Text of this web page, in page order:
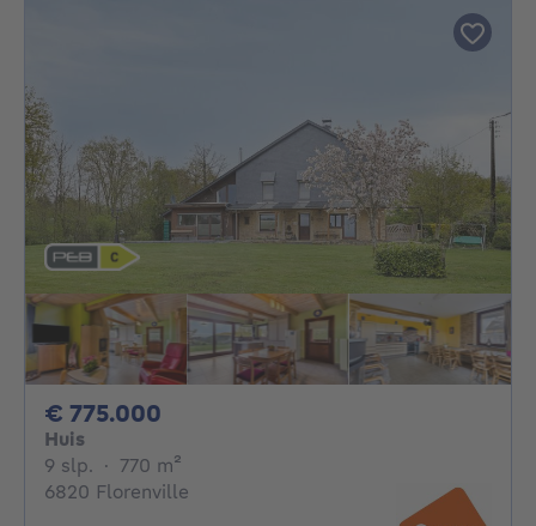
€ 775.000
Huis
9 slp. 9 slaapkamers
· 770 m²
6820 Florenville